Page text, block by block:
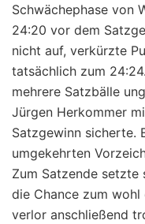
Schwächephase von
24:20 vor dem
nicht auf, verkürzte
tatsächlich zum
mehrere Satzbälle
Jürgen Herkommer
Satzgewinn sicherte.
umgekehrten
Zum Satzende setzte
die Chance zum wohl
verlor anschließend